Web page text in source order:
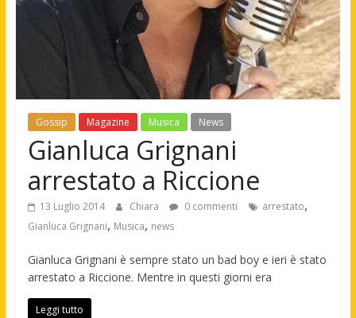
Gossip Magazine Musica News
Gianluca Grignani
arrestato a Riccione
13 Luglio 2014 Chiara 0 commenti arrestato,
Gianluca Grignani, Musica, news
Gianluca Grignani è sempre stato un bad boy e ieri è stato
arrestato a Riccione. Mentre in questi giorni era
Leggi tutto